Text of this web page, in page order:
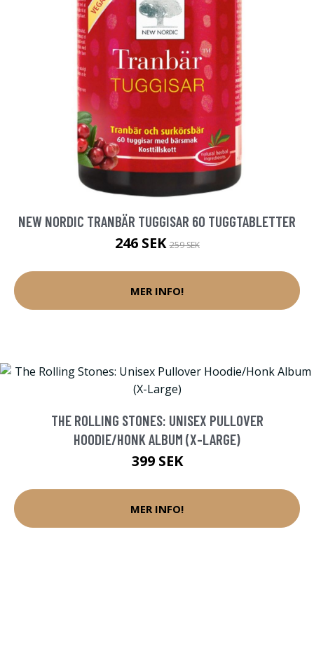
NEW NORDIC TRANBÄR TUGGISAR 60 TUGGTABLETTER
246 SEK259 SEK
MER INFO!
THE ROLLING STONES: UNISEX PULLOVER
HOODIE/HONK ALBUM (X-LARGE)
399 SEK
MER INFO!